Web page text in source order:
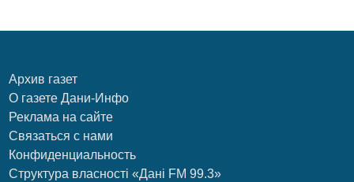
Архив газет
О газете Дани-Инфо
Реклама на сайте
Связаться с нами
Конфиденциальность
Структура власності «Дані FM 99.3»